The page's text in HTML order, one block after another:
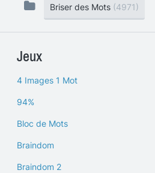
Briser des Mots (4971)
Jeux
4 Images 1 Mot
94%
Bloc de Mots
Braindom
Braindom 2